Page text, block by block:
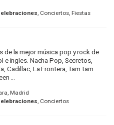
, Conciertos, Fiestas
de la mejor música pop y rock de
e ingles. Nacha Pop, Secretos,
Cadillac, La Frontera, Tam tam
...
Madrid
, Conciertos